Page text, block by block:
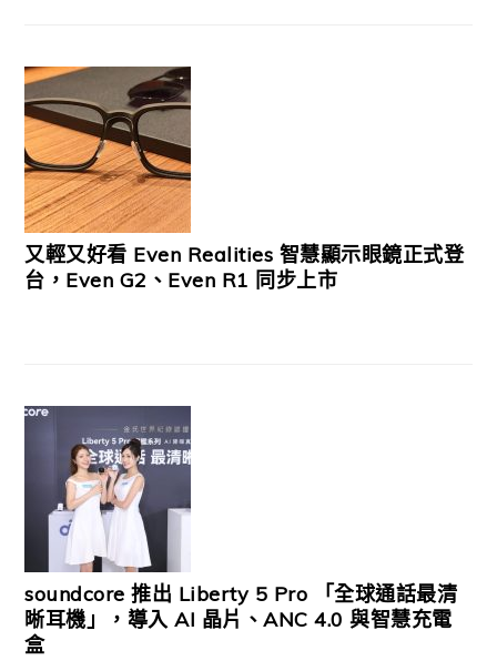
又輕又好看 Even Realities 智慧顯示眼鏡正式登
台，Even G2、Even R1 同步上市
soundcore 推出 Liberty 5 Pro 「全球通話最清
晰耳機」，導入 AI 晶片、ANC 4.0 與智慧充電
盒